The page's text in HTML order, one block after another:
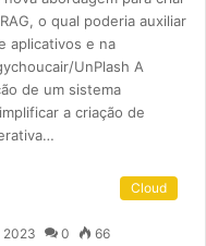
o qual poderia auxiliar
aplicativos e na
UnPlash A
de um sistema
a criação de
Cloud
2023 0 66